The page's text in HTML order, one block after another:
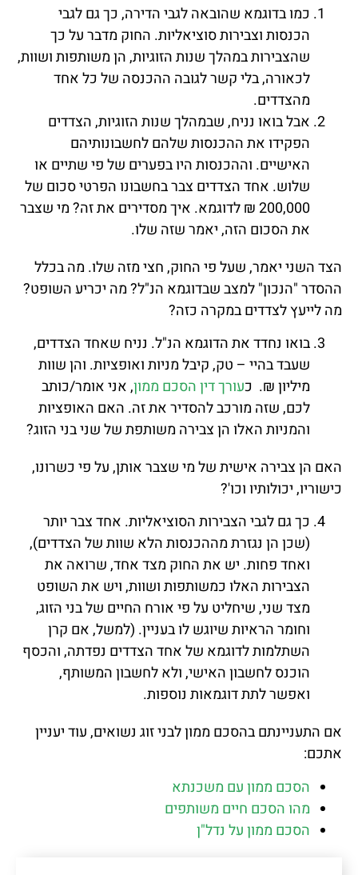
כמו בדוגמא שהובאה לגבי הדירה, כך גם לגבי
הכנסות וצבירות סוציאליות. החוק מדבר על כך
שהצבירות במהלך שנות הזוגיות, הן משותפות ושוות,
לכאורה, בלי קשר לגובה ההכנסה של כל אחד
מהצדדים.
אבל בואו נניח, שבמהלך שנות הזוגיות, הצדדים
הפקידו את ההכנסות שלהם לחשבונותיהם
האישיים. וההכנסות היו בפערים של פי שתיים או
שלוש. אחד הצדדים צבר בחשבונו הפרטי סכום של
200,000 ₪ לדוגמא. איך מסדירים את זה? מי שצבר
את הסכום הזה, יאמר שזה שלו.
הצד השני יאמר, שעל פי החוק, חצי מזה שלו. מה בכלל
ההסדר "הנכון" למצב שבדוגמא הנ"ל? מה יכריע השופט?
מה לייעץ לצדדים במקרה כזה?
בואו נחדד את הדוגמא הנ"ל. נניח שאחד הצדדים,
שעבד בהיי – טק, קיבל מניות ואופציות. והן שוות
מיליון ₪. כעורך דין הסכם ממון, אני אומר/כותב
לכם, שזה מורכב להסדיר את זה. האם האופציות
והמניות האלו הן צבירה משותפת של שני בני הזוג?
האם הן צבירה אישית של מי שצבר אותן, על פי כשרונו,
כישוריו, יכולותיו וכו'?
כך גם לגבי הצבירות הסוציאליות. אחד צבר יותר
(שכן הן נגזרת מההכנסות הלא שוות של הצדדים),
ואחד פחות. יש את החוק מצד אחד, שרואה את
הצבירות האלו כמשותפות ושוות, ויש את השופט
מצד שני, שיחליט על פי אורח החיים של בני הזוג,
וחומר הראיות שיוגש לו בעניין. (למשל, אם קרן
השתלמות לדוגמא של אחד הצדדים נפדתה, והכסף
הוכנס לחשבון האישי, ולא לחשבון המשותף,
ואפשר לתת דוגמאות נוספות.
אם התעניינתם בהסכם ממון לבני זוג נשואים, עוד יעניין
אתכם:
הסכם ממון עם משכנתא
מהו הסכם חיים משותפים
הסכם ממון על נדל"ן